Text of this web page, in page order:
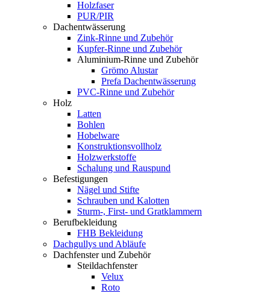
Holzfaser
PUR/PIR
Dachentwässerung
Zink-Rinne und Zubehör
Kupfer-Rinne und Zubehör
Aluminium-Rinne und Zubehör
Grömo Alustar
Prefa Dachentwässerung
PVC-Rinne und Zubehör
Holz
Latten
Bohlen
Hobelware
Konstruktionsvollholz
Holzwerkstoffe
Schalung und Rauspund
Befestigungen
Nägel und Stifte
Schrauben und Kalotten
Sturm-, First- und Gratklammern
Berufbekleidung
FHB Bekleidung
Dachgullys und Abläufe
Dachfenster und Zubehör
Steildachfenster
Velux
Roto